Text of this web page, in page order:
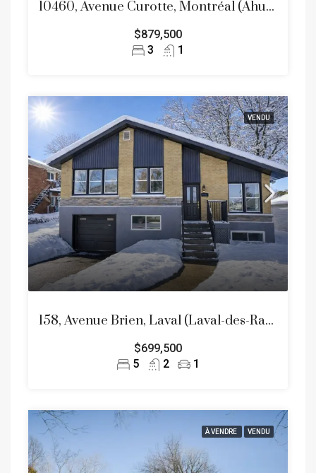
10460, Avenue Curotte, Montréal (Ahuntsic-Cartierville)
$879,500
3
1
VENDU
158, Avenue Brien, Laval (Laval-des-Rapides)
$699,500
5
2 1
À VENDRE VENDU